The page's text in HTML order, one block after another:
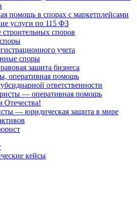
помощь в спорах с маркетплейсами
услуги по 115 ФЗ
строительных споров
учета
споры
защита бизнеса
оперативная помощь
ответственности
— оперативная помощь
Отечества!
— юридическая защита в мире
кейсы